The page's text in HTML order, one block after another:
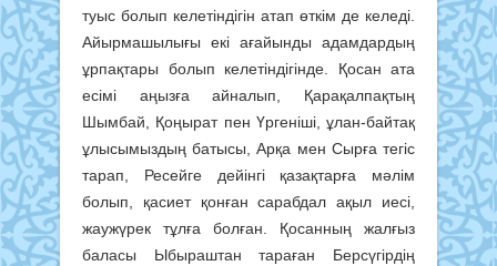
туыс болып келетіндігін атап өткім де келеді.
Айырмашылығы екі ағайынды адамдардың
ұрпақтары болып келетіндігінде. Қосан ата
есімі аңызға айналып, Қарақалпақтың
Шымбай, Қоңырат пен Үргеніші, ұлан-байтақ
ұлысымыздың батысы, Арқа мен Сырға тегіс
тарап, Ресейге дейінгі қазақтарға мәлім
болып, қасиет қонған сарабдал ақыл иесі,
жаужүрек тұлға болған. Қосанның жалғыз
баласы Ыбыраштан тараған Берсүгірдің